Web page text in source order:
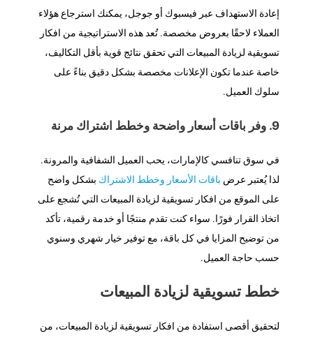
إعادة الاستهداف عبر فيسبوك أو جوجل، يمكنك استرجاع هؤلاء
العملاء لاحقًا بعروض مخصصة. تُعد هذه الاستراتيجية من افكار
تسويقية لزيادة المبيعات التي تحقق نتائج قوية بأقل التكاليف،
خاصة عندما تكون الإعلانات مخصصة بشكل دقيق بناءً على
سلوك العميل.
9. وفر باقات أسعار واضحة وخطط اشتراك مرنة
في سوق تنافسي كالإمارات، يحب العميل الشفافية والمرونة.
لذا يُعتبر عرض باقات الأسعار وخطط الاشتراك بشكل واضح
على الموقع من افكار تسويقية لزيادة المبيعات التي تُشجع على
اتخاذ القرار فورًا. سواء كنت تقدم منتجًا أو خدمة رقمية، تأكد
من توضيح المزايا في كل باقة، مع توفير خيار شهري وسنوي
حسب حاجة العميل.
خطط تسويقية لزيادة المبيعات
لتحقيق أقصى استفادة من افكار تسويقية لزيادة المبيعات، من